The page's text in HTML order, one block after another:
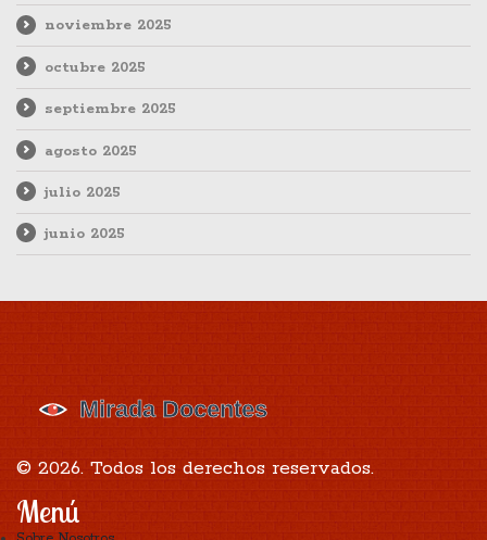
noviembre 2025
octubre 2025
septiembre 2025
agosto 2025
julio 2025
junio 2025
© 2026. Todos los derechos reservados.
Menú